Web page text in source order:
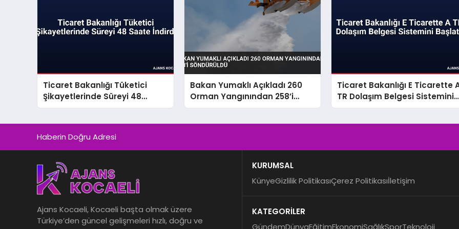
Ticaret Bakanlığı Tüketici
Şikayetlerinde Süreyi 48
Saate İndirdi
Bakan Yumaklı Açıkladı 260
Orman Yangınından 258’i
Söndürüldü
Ticaret Bakanlığı E Ticarette
TR Dolaşım Belgesi Sistemini
Başlattı
Haberin Doğru Adresi
Ajans Kocaeli, Kocaeli başta olmak üzere
Türkiye’den güncel gelişmeleri hızlı, doğru ve
KURUMSAL
KünyeGizlilik PolitikasıÇerez Politikasıİletişim
KATEGORİLER
GündemDünyaEğitimEkonomiSağlıkSporTeknoloji